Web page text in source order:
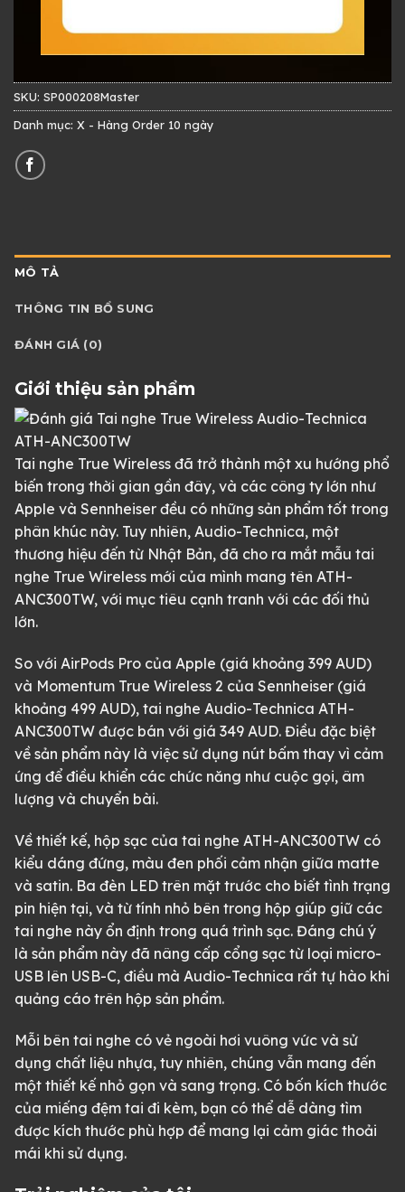
SKU: SP000208Master
Danh mục: X - Hàng Order 10 ngày
MÔ TẢ
THÔNG TIN BỔ SUNG
ĐÁNH GIÁ (0)
Giới thiệu sản phẩm
Tai nghe True Wireless đã trở thành một xu hướng phổ
biến trong thời gian gần đây, và các công ty lớn như
Apple và Sennheiser đều có những sản phẩm tốt trong
phân khúc này. Tuy nhiên, Audio-Technica, một
thương hiệu đến từ Nhật Bản, đã cho ra mắt mẫu tai
nghe True Wireless mới của mình mang tên ATH-
ANC300TW, với mục tiêu cạnh tranh với các đối thủ
lớn.
So với AirPods Pro của Apple (giá khoảng 399 AUD)
và Momentum True Wireless 2 của Sennheiser (giá
khoảng 499 AUD), tai nghe Audio-Technica ATH-
ANC300TW được bán với giá 349 AUD. Điều đặc biệt
về sản phẩm này là việc sử dụng nút bấm thay vì cảm
ứng để điều khiển các chức năng như cuộc gọi, âm
lượng và chuyển bài.
Về thiết kế, hộp sạc của tai nghe ATH-ANC300TW có
kiểu dáng đứng, màu đen phối cảm nhận giữa matte
và satin. Ba đèn LED trên mặt trước cho biết tình trạng
pin hiện tại, và từ tính nhỏ bên trong hộp giúp giữ các
tai nghe này ổn định trong quá trình sạc. Đáng chú ý
là sản phẩm này đã nâng cấp cổng sạc từ loại micro-
USB lên USB-C, điều mà Audio-Technica rất tự hào khi
quảng cáo trên hộp sản phẩm.
Mỗi bên tai nghe có vẻ ngoài hơi vuông vức và sử
dụng chất liệu nhựa, tuy nhiên, chúng vẫn mang đến
một thiết kế nhỏ gọn và sang trọng. Có bốn kích thước
của miếng đệm tai đi kèm, bạn có thể dễ dàng tìm
được kích thước phù hợp để mang lại cảm giác thoải
mái khi sử dụng.